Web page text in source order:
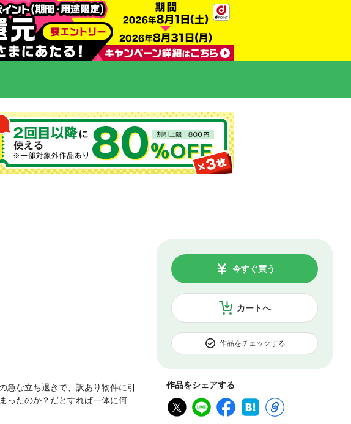
カートへ
今すぐ買う
作品をチェックする
作品をシェアする
急な立ち退きで、訳あり物件に引
たのか？だとすれば一体に何の
もとよいか『監禁王』のタッグ